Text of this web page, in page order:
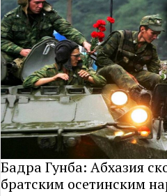
Бадра Гунба: Абхазия
братским осетинским